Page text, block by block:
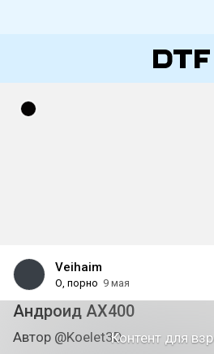
Veihaim
О, порно 9 мая
Андроид AX400
Автор @Koelet3DКонтент для